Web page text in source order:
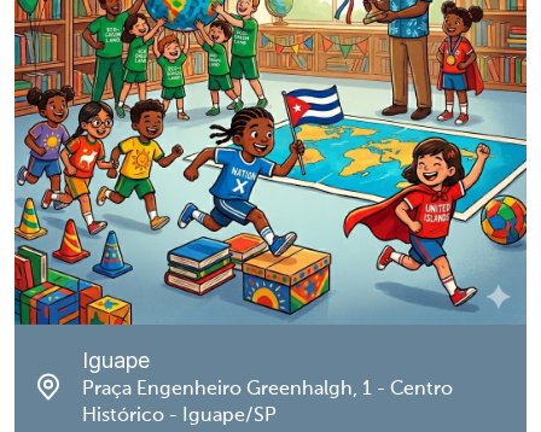
Iguape
Praça Engenheiro Greenhalgh, 1 - Centro
Histórico - Iguape/SP